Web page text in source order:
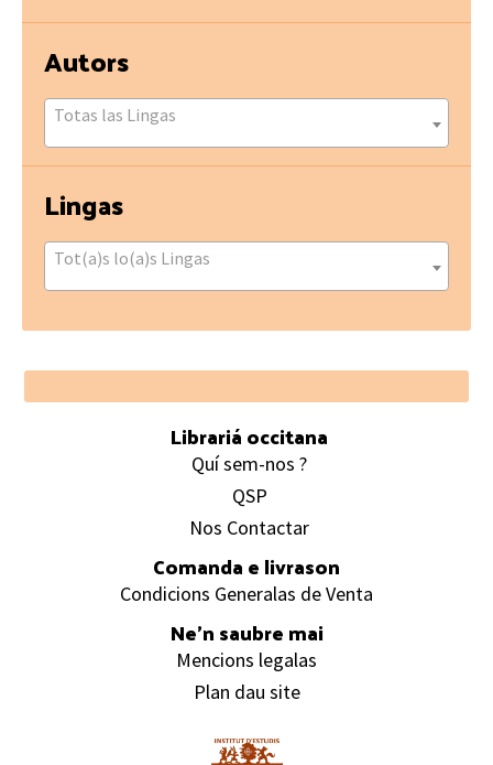
Autors
Totas las Lingas
Lingas
Tot(a)s lo(a)s Lingas
Footer
Librariá occitana
Quí sem-nos ?
QSP
Nos Contactar
Comanda e livrason
Condicions Generalas de Venta
Ne’n saubre mai
Mencions legalas
Plan dau site